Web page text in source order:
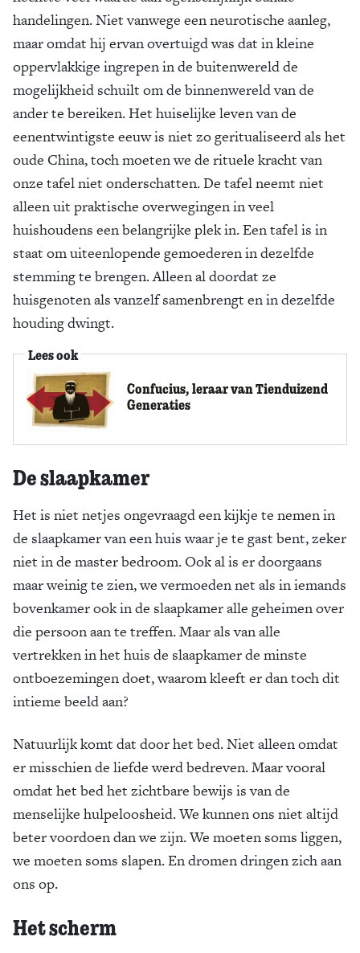
handelingen. Niet vanwege een neurotische aanleg,
maar omdat hij ervan overtuigd was dat in kleine
oppervlakkige ingrepen in de buitenwereld de
mogelijkheid schuilt om de binnenwereld van de
ander te bereiken. Het huiselijke leven van de
eenentwintigste eeuw is niet zo geritualiseerd als het
oude China, toch moeten we de rituele kracht van
onze tafel niet onderschatten. De tafel neemt niet
alleen uit praktische overwegingen in veel
huishoudens een belangrijke plek in. Een tafel is in
staat om uiteenlopende gemoederen in dezelfde
stemming te brengen. Alleen al doordat ze
huisgenoten als vanzelf samenbrengt en in dezelfde
houding dwingt.
Lees ook
Confucius, leraar van Tienduizend
Generaties
De slaapkamer
Het is niet netjes ongevraagd een kijkje te nemen in
de slaapkamer van een huis waar je te gast bent, zeker
niet in de master bedroom. Ook al is er doorgaans
maar weinig te zien, we vermoeden net als in iemands
bovenkamer ook in de slaapkamer alle geheimen over
die persoon aan te treffen. Maar als van alle
vertrekken in het huis de slaapkamer de minste
ontboezemingen doet, waarom kleeft er dan toch dit
intieme beeld aan?
Natuurlijk komt dat door het bed. Niet alleen omdat
er misschien de liefde werd bedreven. Maar vooral
omdat het bed het zichtbare bewijs is van de
menselijke hulpeloosheid. We kunnen ons niet altijd
beter voordoen dan we zijn. We moeten soms liggen,
we moeten soms slapen. En dromen dringen zich aan
ons op.
Het scherm